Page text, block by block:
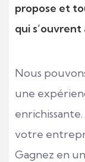
propose et
qui s’ouvrent
Nous
une
votre
Gagnez en